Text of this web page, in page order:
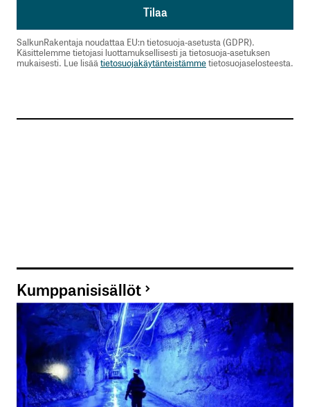
SalkunRakentaja noudattaa EU:n tietosuoja-asetusta (GDPR).
Käsittelemme tietojasi luottamuksellisesti ja tietosuoja-asetuksen
mukaisesti. Lue lisää tietosuojakäytänteistämmetietosuojaselosteesta.
Kumppanisisällöt